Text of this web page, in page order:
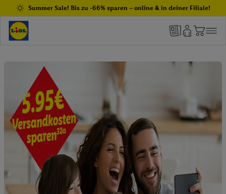
Summer Sale! Bis zu -66% sparen – online & in deiner Filiale!